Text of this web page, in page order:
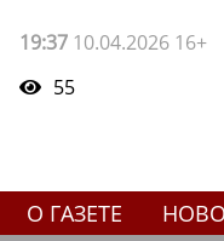
19:37 10.04.2026 16+
55
О ГАЗЕТЕ